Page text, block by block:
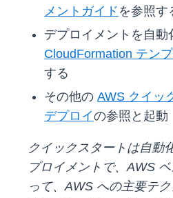
メントガイド を参照す
デプロイメントを自動
CloudFormation テン
する
その他の AWS クイッ
デプロイの参照と起動
クイックスタートは自動
プロイメントで、AWS
って、AWS への主要テ